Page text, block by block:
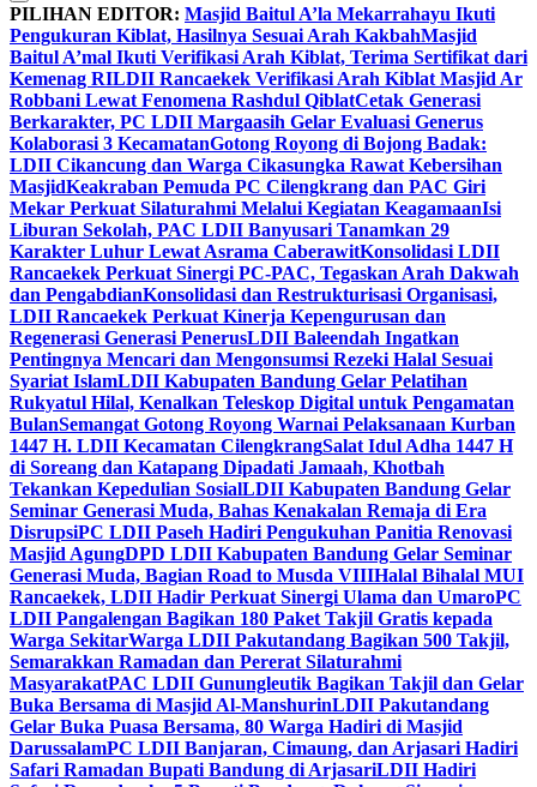
PILIHAN EDITOR: Masjid Baitul A’la Mekarrahayu Ikuti
Pengukuran Kiblat, Hasilnya Sesuai Arah KakbahMasjid
Baitul A’mal Ikuti Verifikasi Arah Kiblat, Terima Sertifikat dari
Kemenag RILDII Rancaekek Verifikasi Arah Kiblat Masjid Ar
Robbani Lewat Fenomena Rashdul QiblatCetak Generasi
Berkarakter, PC LDII Margaasih Gelar Evaluasi Generus
Kolaborasi 3 KecamatanGotong Royong di Bojong Badak:
LDII Cikancung dan Warga Cikasungka Rawat Kebersihan
MasjidKeakraban Pemuda PC Cilengkrang dan PAC Giri
Mekar Perkuat Silaturahmi Melalui Kegiatan KeagamaanIsi
Liburan Sekolah, PAC LDII Banyusari Tanamkan 29
Karakter Luhur Lewat Asrama CaberawitKonsolidasi LDII
Rancaekek Perkuat Sinergi PC-PAC, Tegaskan Arah Dakwah
dan PengabdianKonsolidasi dan Restrukturisasi Organisasi,
LDII Rancaekek Perkuat Kinerja Kepengurusan dan
Regenerasi Generasi PenerusLDII Baleendah Ingatkan
Pentingnya Mencari dan Mengonsumsi Rezeki Halal Sesuai
Syariat IslamLDII Kabupaten Bandung Gelar Pelatihan
Rukyatul Hilal, Kenalkan Teleskop Digital untuk Pengamatan
BulanSemangat Gotong Royong Warnai Pelaksanaan Kurban
1447 H. LDII Kecamatan CilengkrangSalat Idul Adha 1447 H
di Soreang dan Katapang Dipadati Jamaah, Khotbah
Tekankan Kepedulian SosialLDII Kabupaten Bandung Gelar
Seminar Generasi Muda, Bahas Kenakalan Remaja di Era
DisrupsiPC LDII Paseh Hadiri Pengukuhan Panitia Renovasi
Masjid AgungDPD LDII Kabupaten Bandung Gelar Seminar
Generasi Muda, Bagian Road to Musda VIIIHalal Bihalal MUI
Rancaekek, LDII Hadir Perkuat Sinergi Ulama dan UmaroPC
LDII Pangalengan Bagikan 180 Paket Takjil Gratis kepada
Warga SekitarWarga LDII Pakutandang Bagikan 500 Takjil,
Semarakkan Ramadan dan Pererat Silaturahmi
MasyarakatPAC LDII Gunungleutik Bagikan Takjil dan Gelar
Buka Bersama di Masjid Al-ManshurinLDII Pakutandang
Gelar Buka Puasa Bersama, 80 Warga Hadiri di Masjid
DarussalamPC LDII Banjaran, Cimaung, dan Arjasari Hadiri
Safari Ramadan Bupati Bandung di ArjasariLDII Hadiri